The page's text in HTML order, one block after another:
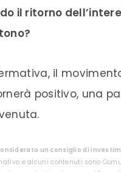
il ritorno
il
positivo, una
un consiglio di
e alcuni contenuti sono